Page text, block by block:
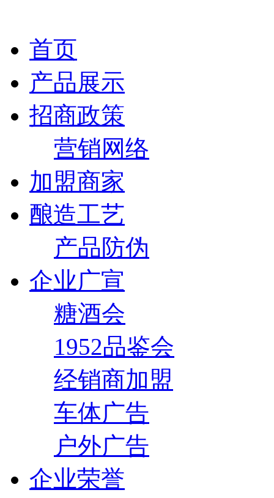
首页
产品展示
招商政策
营销网络
加盟商家
酿造工艺
产品防伪
企业广宣
糖酒会
1952品鉴会
经销商加盟
车体广告
户外广告
企业荣誉